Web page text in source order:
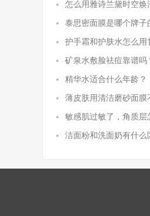
怎么用雅诗兰黛时空焕
泰思密面膜是哪个牌子
护手霜和护肤水怎么用
矿泉水敷脸祛痘靠谱吗
精华水适合什么年龄？
薄皮肤用清洁磨砂面膜
敏感肌过敏了，角质层
洁面粉和洗面奶有什么